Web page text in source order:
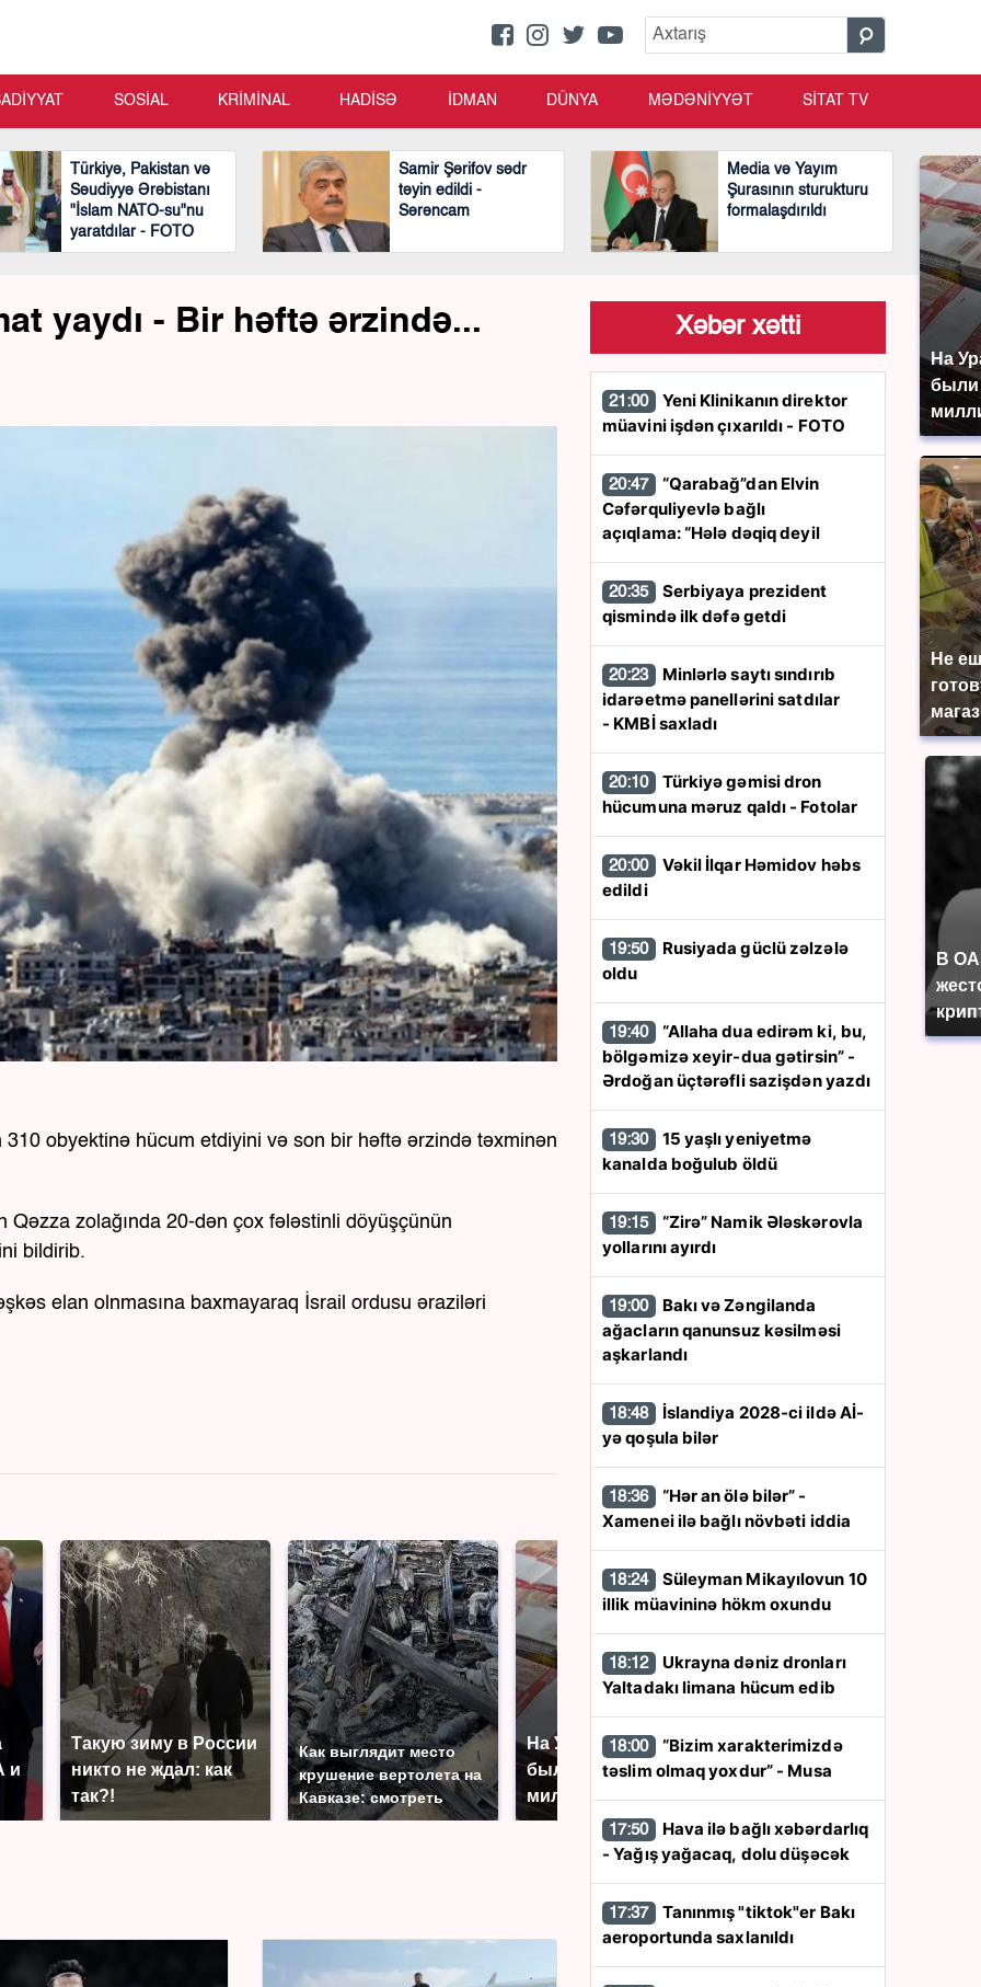
На
были
Не
В
SOSİAL KRİMİNAL HADİSƏ İDMAN DÜNYA MƏDƏNİYYƏT SİTAT TV
Türkiyə, Pakistan və
Səudiyyə Ərəbistanı
"İslam NATO-su"nu
yaratdılar - FOTO
Samir Şərifov sədr
təyin edildi -
Sərəncam
Media və Yayım
Şurasının sturukturu
formalaşdırıldı
yaydı - Bir həftə ərzində...
310 obyektinə hücum etdiyini və son bir həftə ərzində təxminən
zolağında 20-dən çox fələstinli döyüşçünün
bildirib.
elan olnmasına baxmayaraq İsrail ordusu əraziləri
и
Такую зиму в России
никто не ждал: как
так?!
Как выглядит место
крушение вертолета на
Кавказе: смотреть
На Урале из казны
были украдены 18
миллионов рублей
Не ешьте эту
готовую еду из
магазина: список
Xəbər xətti
21:00
müavini işdən çıxarıldı - FOTO
20:47
Cəfərquliyevlə bağlı
açıqlama: “Hələ dəqiq deyil
20:35
qismində ilk dəfə getdi
20:23
idarəetmə panellərini satdılar
- KMBİ saxladı
20:10
hücumuna məruz qaldı - Fotolar
20:00
edildi
19:50
oldu
19:40
bölgəmizə xeyir-dua gətirsin” -
Ərdoğan üçtərəfli sazişdən yazdı
19:30
kanalda boğulub öldü
19:15
yollarını ayırdı
19:00
ağacların qanunsuz kəsilməsi
aşkarlandı
18:48
yə qoşula bilər
18:36
Xamenei ilə bağlı növbəti iddia
18:24
illik müavininə hökm oxundu
18:12
Yaltadakı limana hücum edib
18:00
təslim olmaq yoxdur” - Musa
17:50
- Yağış yağacaq, dolu düşəcək
17:37
aeroportunda saxlanıldı